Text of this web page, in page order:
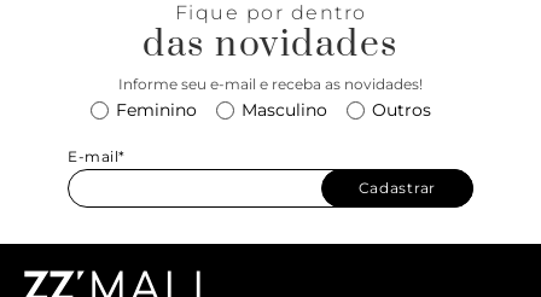
Fique por dentro
das novidades
Informe seu e-mail e receba as novidades!
Feminino Masculino Outros
E-mail*
Cadastrar